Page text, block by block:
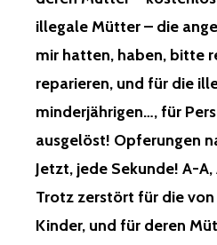
illegale Mütter – die
mir hatten, haben, bitte
reparieren, und für die
minderjährigen…, für
ausgelöst! Opferungen
Jetzt, jede Sekunde! A-
Trotz zerstört für die
Kinder, und für deren